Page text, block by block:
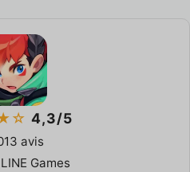
4,3/5
avis
LINE Games